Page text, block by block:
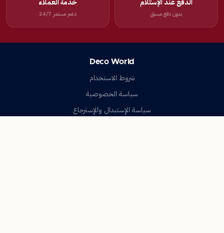
الدفع عند الإستلام
بدون دفع مسبق
خدمة العملاء
دعم مستمر 24/7
Deco World
شروط الاستخدام
سياسة الخصوصية
سياسة الإستبدال والإسترجاع